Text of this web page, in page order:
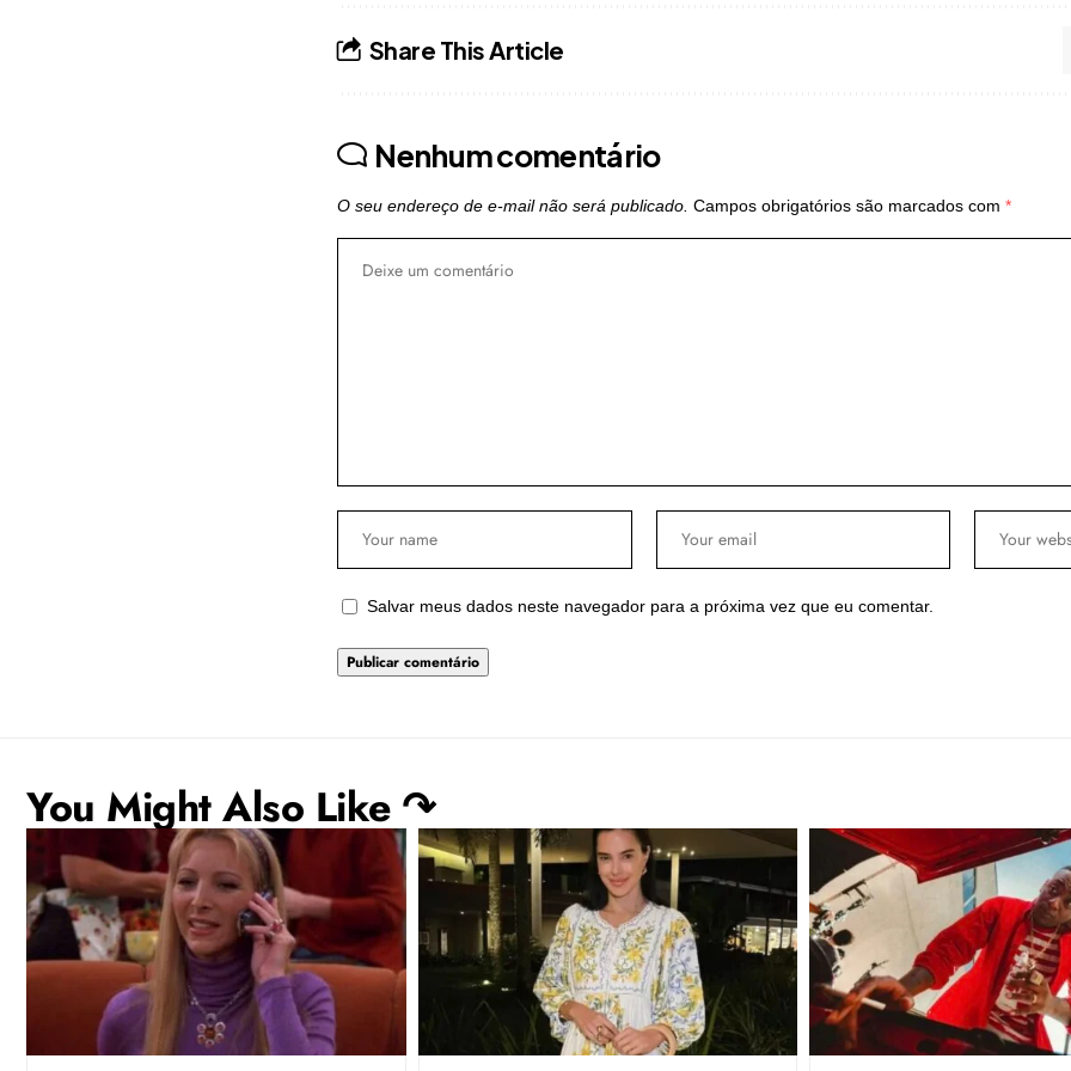
Share This Article
Nenhum comentário
O seu endereço de e-mail não será publicado. Campos obrigatórios são marcados com *
Salvar meus dados neste navegador para a próxima vez que eu comentar.
You Might Also Like ↷